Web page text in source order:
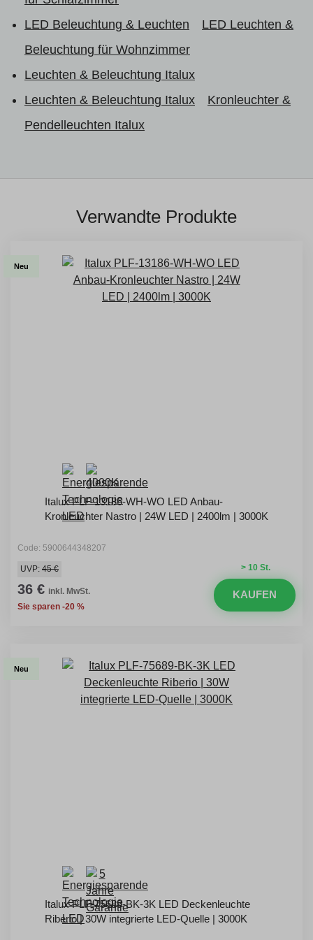
LED Beleuchtung & Leuchten
LED Leuchten &
Beleuchtung für Wohnzimmer
Leuchten & Beleuchtung Italux
Leuchten & Beleuchtung Italux
Kronleuchter &
Pendelleuchten Italux
Verwandte Produkte
Neu
Italux PLF-13186-WH-WO LED Anbau-
Kronleuchter Nastro | 24W LED | 2400lm | 3000K
Code: 5900644348207
> 10 St.
UVP: 45 €
36 € inkl. MwSt.
Sie sparen -20 %
KAUFEN
Neu
Italux PLF-75689-BK-3K LED Deckenleuchte
Riberio | 30W integrierte LED-Quelle | 3000K